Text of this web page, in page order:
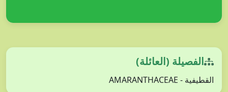
الفصيلة (العائلة)
القطيفية - AMARANTHACEAE